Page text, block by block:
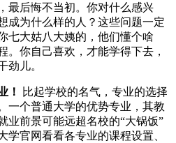
最后悔不当初。你对什么感兴
成为什么样的人？这些问题一定
七大姑八大姨的，他们懂个啥
。你自己喜欢，才能学得下去，
劲儿。
！
比起学校的名气，专业的选择
一个普通大学的优势专业，其教
业前景可能远超名校的“大锅饭”
学官网看看各专业的课程设置、